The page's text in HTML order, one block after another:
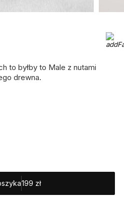
to byłby to Male z nutami
drewna.
199 zł